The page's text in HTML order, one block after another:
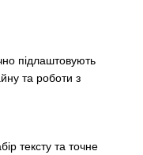
підлаштовують
та роботи з
тексту та точне